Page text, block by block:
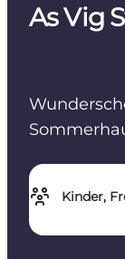
As Vig
Kinder,